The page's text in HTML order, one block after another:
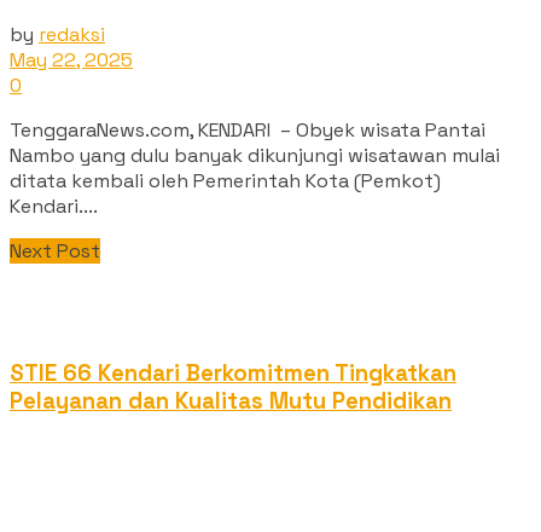
by redaksi
May 22, 2025
0
TenggaraNews.com, KENDARI – Obyek wisata Pantai
Nambo yang dulu banyak dikunjungi wisatawan mulai
ditata kembali oleh Pemerintah Kota (Pemkot)
Kendari....
Next Post
STIE 66 Kendari Berkomitmen Tingkatkan
Pelayanan dan Kualitas Mutu Pendidikan